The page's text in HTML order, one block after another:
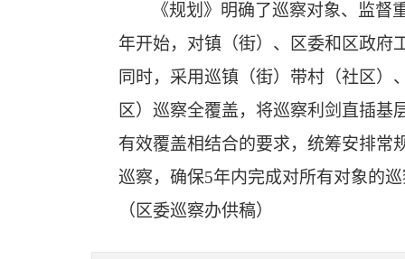
《规划》明确了巡察对象、监督
年开始，对镇（街）、区委和区政府
同时，采用巡镇（街）带村（社区）
区）巡察全覆盖，将巡察利剑直插基
有效覆盖相结合的要求，统筹安排常
巡察，确保5年内完成对所有对象的
（区委巡察办供稿）